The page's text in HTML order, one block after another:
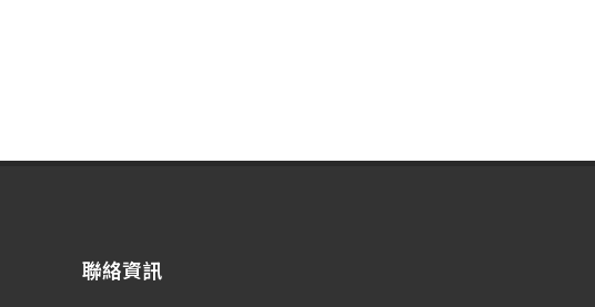
聯絡資訊